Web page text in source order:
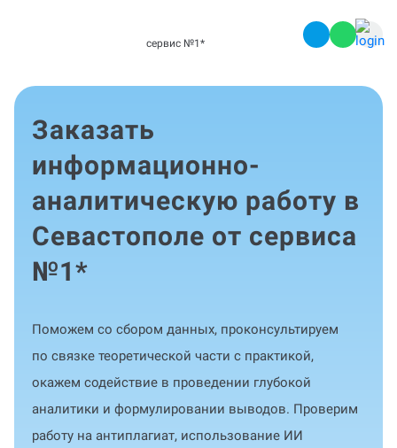
сервис №1 *
Заказать
информационно-
аналитическую работу в
Севастополе от сервиса
№1*
Поможем со сбором данных, проконсультируем
по связке теоретической части с практикой,
окажем содействие в проведении глубокой
аналитики и формулировании выводов. Проверим
работу на антиплагиат, использование ИИ